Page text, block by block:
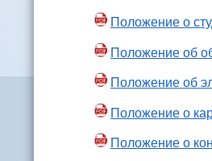
Положение о
Положение об
Положение об
Положение о
Положение о